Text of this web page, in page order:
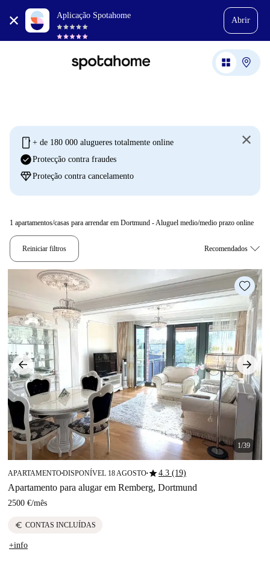
Aplicação Spotahome
Abrir
mobile + de 180 000 alugueres totalmente online
check_circleProtecção contra fraudes
diamondProteção contra cancelamento
1 apartamentos/casas para arrendar em Dortmund - Aluguel medio/medio prazo online
Reiniciar filtros
1/39
APARTAMENTO■DISPONÍVEL 18 AGOSTO■star4.3 (19)
Apartamento para alugar em Remberg, Dortmund
2500 €/mês
euro CONTAS INCLUÍDAS
+info